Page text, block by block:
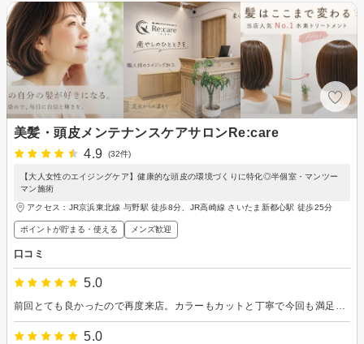
美髪・頭皮メンテナンスケアサロンRe:care
4.9
(32件)
【大人女性のエイジングケア】健康的な頭皮の環境づくりに特化◎半個室・マンツー
マン施術
アクセス：JR京浜東北線 与野駅 徒歩8分、JR高崎線 さいたま新都心駅 徒歩25分
ポイントが貯まる・使える メンズ歓迎
口コミ
5.0
5.0